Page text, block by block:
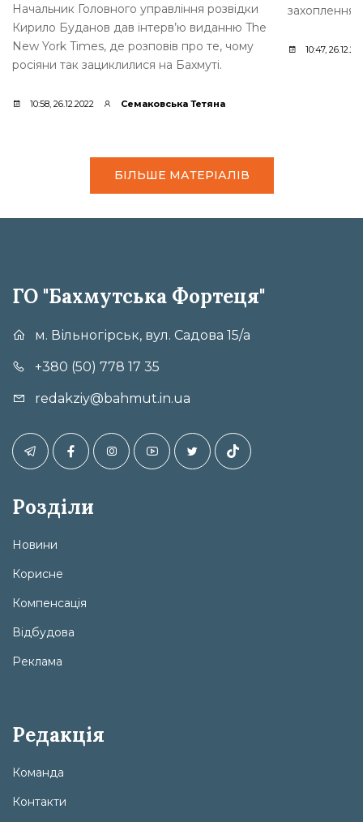
Начальник Головного управління розвідки
Кирило Буданов дав інтерв’ю виданню The
New York Times, де розповів про те, чому
росіяни так зациклилися на Бахмуті.
10:58, 26.12.2022 Семаковська Тетяна
захоплення
10:47,
БІЛЬШЕ МАТЕРІАЛІВ
ГО "Бахмутська Фортеця"
м. Вільногірськ, вул. Садова 15/а
+380 (50) 778 17 35
redakziy@bahmut.in.ua
Розділи
Новини
Корисне
Компенсація
Відбудова
Реклама
Редакція
Команда
Контакти